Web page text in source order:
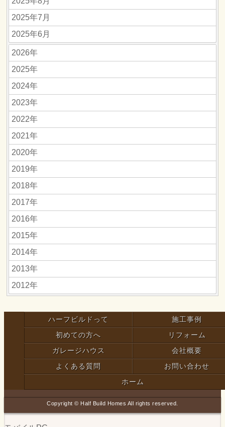
2025年7月
2025年6月
2026年
2025年
2024年
2023年
2022年
2021年
2020年
2019年
2018年
2017年
2016年
2015年
2014年
2013年
2012年
ハーフビルドって
施工事例
初めての方へ
リフォーム
ガレージハウス
会社概要
よくある質問
お問い合わせ
ホーム
Copyright © Half Build Homes All rights reserved.